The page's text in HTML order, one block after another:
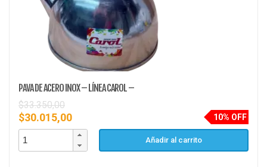
PAVA DE ACERO INOX – LÍNEA CAROL –
10% OFF
$33.350,00
$30.015,00
Añadir al carrito